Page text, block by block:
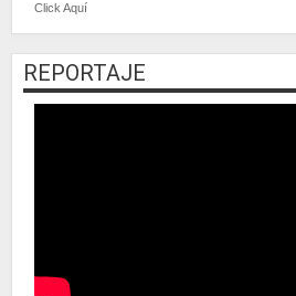
Click Aquí
REPORTAJE